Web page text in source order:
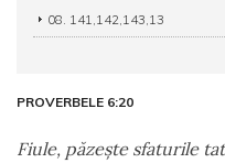
08. 141,142,143,13
PROVERBELE 6:20
Fiule, păzeşte sfaturile